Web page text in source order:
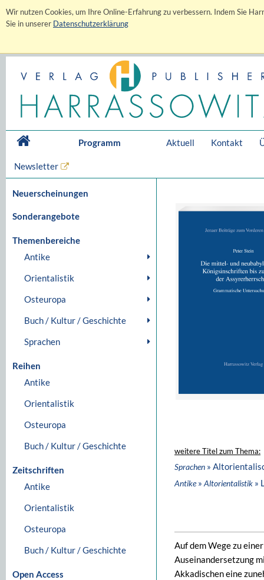
Wir nutzen Cookies, um Ihre Online-Erfahrung zu verbessern. Indem Sie
Sie in unserer Datenschutzerklärung
Programm Aktuell Kontakt
Newsletter
Neuerscheinungen
Sonderangebote
Themenbereiche
Antike
Orientalistik
Osteuropa
Buch / Kultur / Geschichte
Sprachen
Reihen
Antike
Orientalistik
Osteuropa
Buch / Kultur / Geschichte
Zeitschriften
Antike
Orientalistik
Osteuropa
Buch / Kultur / Geschichte
Open Access
weitere Titel zum Thema:
Sprachen »
Antike» Altorientalistik »
Auf dem Wege zu
Auseinandersetzung
Akkadischen eine